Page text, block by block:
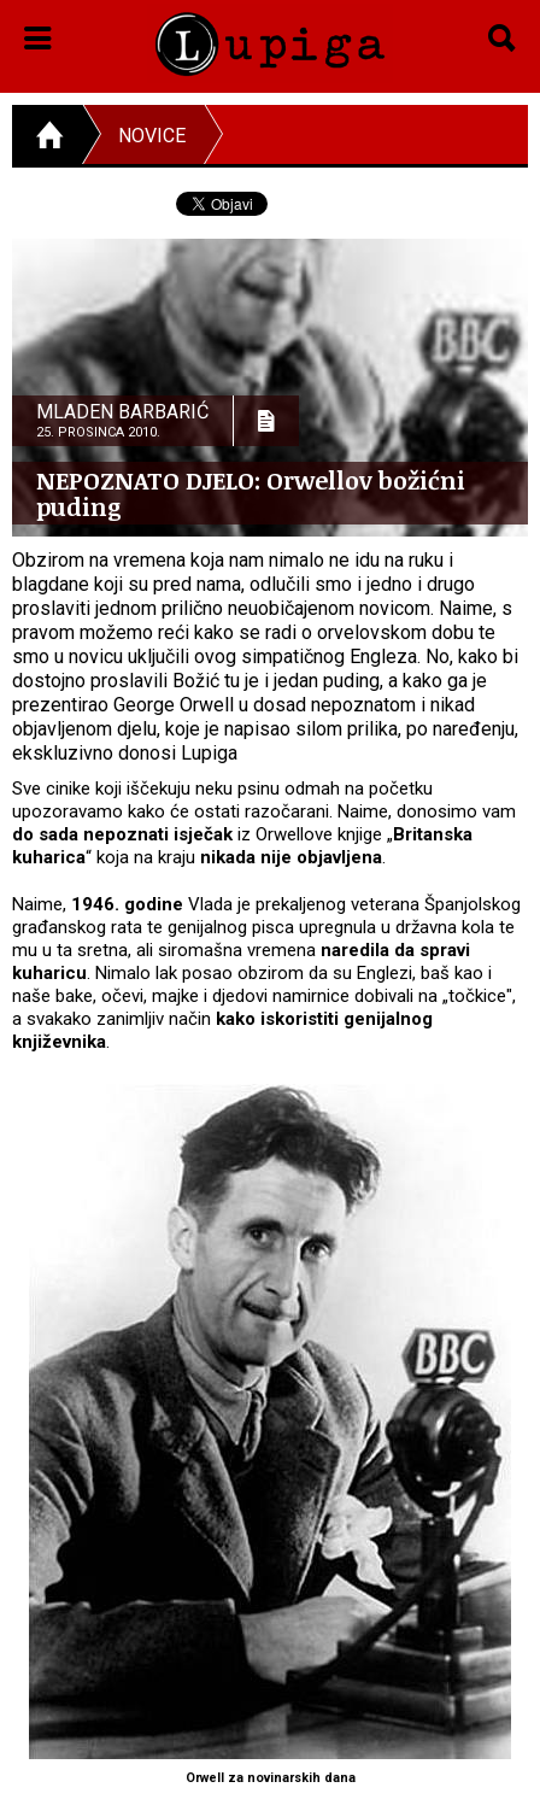
NOVICE
MLADEN BARBARIĆ
25. PROSINCA 2010.
NEPOZNATO DJELO: Orwellov božićni
puding
Obzirom na vremena koja nam nimalo ne idu na ruku i
blagdane koji su pred nama, odlučili smo i jedno i drugo
proslaviti jednom prilično neuobičajenom novicom. Naime, s
pravom možemo reći kako se radi o orvelovskom dobu te
smo u novicu uključili ovog simpatičnog Engleza. No, kako bi
dostojno proslavili Božić tu je i jedan puding, a kako ga je
prezentirao George Orwell u dosad nepoznatom i nikad
objavljenom djelu, koje je napisao silom prilika, po naređenju,
ekskluzivno donosi Lupiga
Sve cinike koji iščekuju neku psinu odmah na početku
upozoravamo kako će ostati razočarani. Naime, donosimo vam
do sada nepoznati isječak iz Orwellove knjige „Britanska
kuharica“ koja na kraju nikada nije objavljena.
Naime, 1946. godine Vlada je prekaljenog veterana Španjolskog
građanskog rata te genijalnog pisca upregnula u državna kola te
mu u ta sretna, ali siromašna vremena naredila da spravi
kuharicu. Nimalo lak posao obzirom da su Englezi, baš kao i
naše bake, očevi, majke i djedovi namirnice dobivali na „točkice",
a svakako zanimljiv način kako iskoristiti genijalnog
književnika.
Orwell za novinarskih dana